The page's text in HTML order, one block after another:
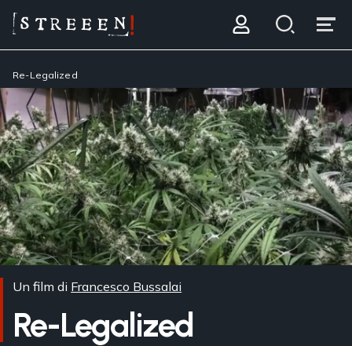
Re-Legalized
Un film di Francesco Bussalai
Re-Legalized